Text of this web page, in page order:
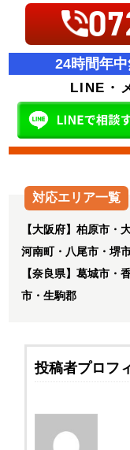
24時間年
LINE・
対応エリア一覧
【大阪府】柏原市・
河南町・八尾市・堺
【奈良県】葛城市・
市・生駒郡
投稿者プロフ